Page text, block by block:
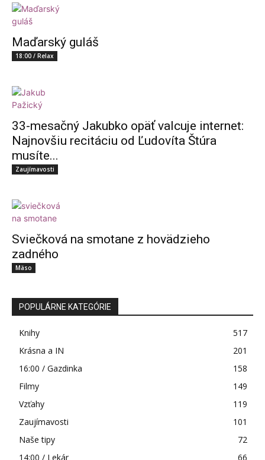
Maďarský guláš
18:00 / Relax
33-mesačný Jakubko opäť valcuje internet:
Najnovšiu recitáciu od Ľudovíta Štúra
musíte...
Zaujímavosti
Sviečková na smotane z hovädzieho
zadného
Mäso
POPULÁRNE KATEGÓRIE
Knihy
517
Krásna a IN
201
16:00 / Gazdinka
158
Filmy
149
Vzťahy
119
Zaujímavosti
101
Naše tipy
72
14:00 / Lekár
66